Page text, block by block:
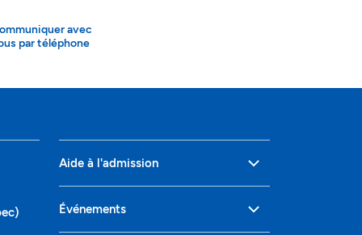
avec
par téléphone
Aide à l'admission
Événements